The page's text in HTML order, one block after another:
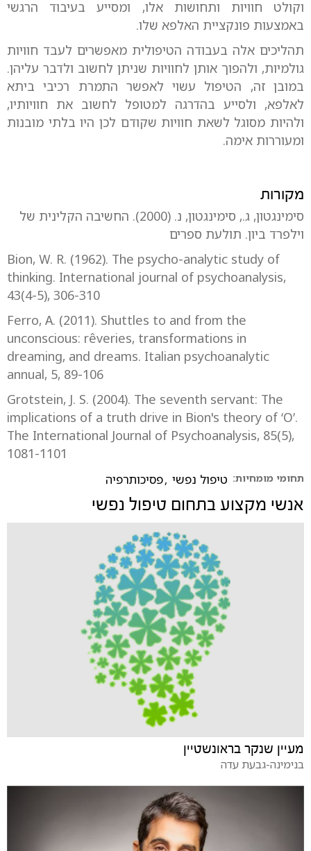
וקולט חוויות ותחושות אלו, ומסייע בעיבוד הרגשי
באמצעות פונקציית האלפא שלו.
תהליכים אלה בעבודה הטיפולית מאפשרים לעבד חוויות
גולמיות, ולהפוך אותן לחוויות שניתן לחשוב ולדבר עליהן.
במובן זה, הטיפול עשוי לאפשר התמרת רכיבי ביתא
לאלפא, ולסייע בהדרגה למטופל לחשוב את חוויותיו,
ולהיות מסוגל לשאת חוויות שקודם לכן היו בלתי מובנות
ומעוררות אימה.
מקורות
סימינגטון, ג., סימינגטון, נ. (2000). החשיבה הקלינית של
וילפרד ביון. תולעת ספרים
Bion, W. R. (1962). The psycho-analytic study of
thinking. International journal of psychoanalysis,
43(4-5), 306-310
Ferro, A. (2011). Shuttles to and from the
unconscious: rêveries, transformations in
dreaming, and dreams. Italian psychoanalytic
annual, 5, 89-106
Grotstein, J. S. (2004). The seventh servant: The
implications of a truth drive in Bion's theory of ‘O’.
The International Journal of Psychoanalysis, 85(5),
1081-1101
תחומי מומחיות: טיפול נפשי ,פסיכותרפיה
אנשי מקצוע בתחום טיפול נפשי
מעיין שנקר בראונשטיין
בנימינה-גבעת עדה